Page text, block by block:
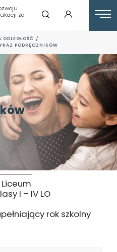
za
ODLEGŁOŚĆ
PODRĘCZNIKÓW
I – IV LO
rok szkolny